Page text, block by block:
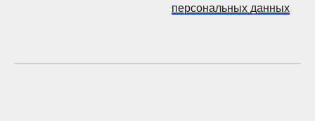
персональных данных